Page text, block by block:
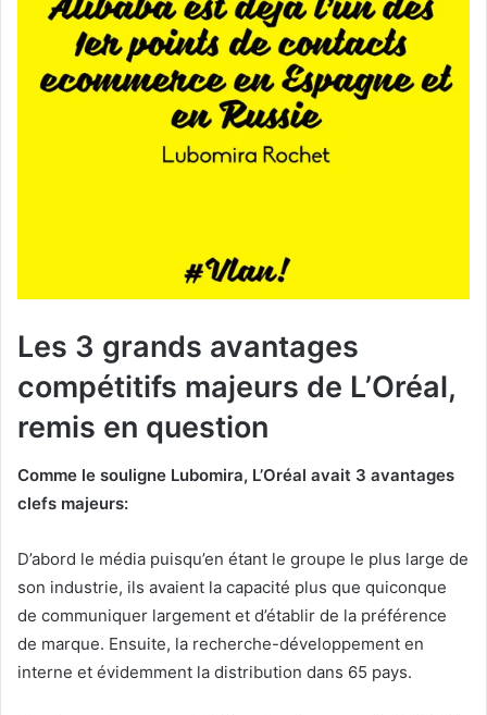
Les 3 grands avantages
compétitifs majeurs de L’Oréal,
remis en question
Comme le souligne Lubomira, L’Oréal avait 3 avantages
clefs majeurs:
D’abord le média puisqu’en étant le groupe le plus large de
son industrie, ils avaient la capacité plus que quiconque
de communiquer largement et d’établir de la préférence
de marque. Ensuite, la recherche-développement en
interne et évidemment la distribution dans 65 pays.